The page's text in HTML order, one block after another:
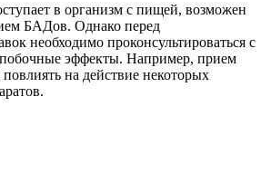
в организм с пищей, возможен
БАДов. Однако перед
необходимо проконсультироваться с
побочные эффекты. Например, прием
на действие некоторых